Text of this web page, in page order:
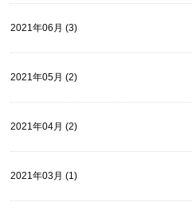
2021年06月 (3)
2021年05月 (2)
2021年04月 (2)
2021年03月 (1)